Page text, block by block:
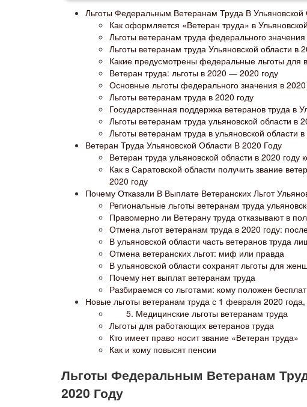
Льготы Федеральным Ветеранам Труда В Ульяновской
Как оформляется «Ветеран труда» в
Льготы ветеранам труда федерального значения
Льготы ветеранам труда Ульяновской области в
Какие предусмотрены федеральные льготы для
Ветеран труда: льготы в 2020 — 2020 году
Основные льготы федерального значения в
Льготы ветеранам труда в 2020 году
Государственная поддержка ветеранов труда в
Льготы ветеранам труда ульяновской области в
Льготы ветеранам труда в ульяновской области
Ветеран Труда Ульяновской Области В 2020 Году
Ветеран труда ульяновской области в 2020 году
Как в Саратовской области получить звание
2020 году
Почему Отказали В Выплате Ветеранских Льгот
Региональные льготы ветеранам труда
Правомерно ли Ветерану труда отказывают в
Отмена льгот ветеранам труда в 2020 году:
В ульяновской области часть ветеранов труда
Отмена ветеранских льгот: миф или правда
В ульяновской области сохранят льготы для
Почему нет выплат ветеранам труда
Разбираемся со льготами: кому положен
Новые льготы ветеранам труда с 1 февраля 2020
5. Медицинские льготы ветеранам труда
Льготы для работающих ветеранов труда
Кто имеет право носит звание «Ветеран труда»
Как и кому повысят пенсии
Льготы Федеральным Ветеранам
2020 Году